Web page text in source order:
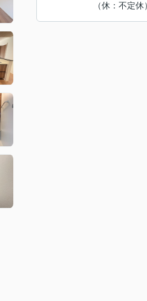
（休：不定休）